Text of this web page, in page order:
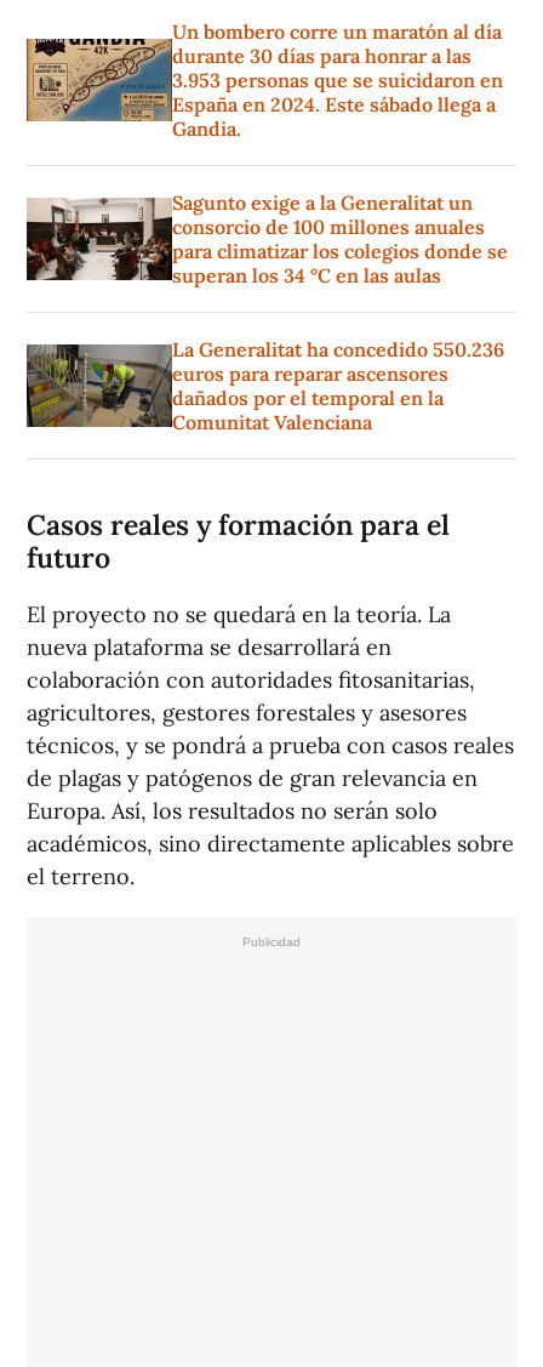
Un bombero corre un maratón al día
durante 30 días para honrar a las
3.953 personas que se suicidaron en
España en 2024. Este sábado llega a
Gandia.
Sagunto exige a la Generalitat un
consorcio de 100 millones anuales
para climatizar los colegios donde se
superan los 34 °C en las aulas
La Generalitat ha concedido 550.236
euros para reparar ascensores
dañados por el temporal en la
Comunitat Valenciana
Casos reales y formación para el
futuro
El proyecto no se quedará en la teoría. La
nueva plataforma se desarrollará en
colaboración con autoridades fitosanitarias,
agricultores, gestores forestales y asesores
técnicos, y se pondrá a prueba con casos reales
de plagas y patógenos de gran relevancia en
Europa. Así, los resultados no serán solo
académicos, sino directamente aplicables sobre
el terreno.